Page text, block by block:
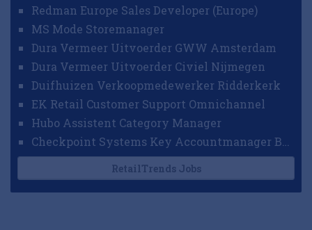
Redman Europe Sales Developer (Europe)
MS Mode Storemanager
Dura Vermeer Uitvoerder GWW Amsterdam
Dura Vermeer Uitvoerder Civiel Nijmegen
Duifhuizen Verkoopmedewerker Ridderkerk
EK Retail Customer Support Omnichannel
Hubo Assistent Category Manager
RetailTrends Jobs